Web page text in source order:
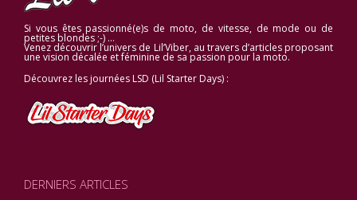
Si vous êtes passionné(e)s de moto, de vitesse, de mode ou de
petites blondes ;-) …
Venez découvrir l’univers de Lil’Viber, au travers d’articles proposant
une vision décalée et féminine de sa passion pour la moto.
Découvrez les journées LSD (Lil Starter Days) :
DERNIERS ARTICLES